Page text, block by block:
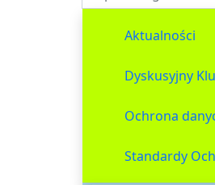
Aktualności
Dyskusyjny
Ochrona
Standardy